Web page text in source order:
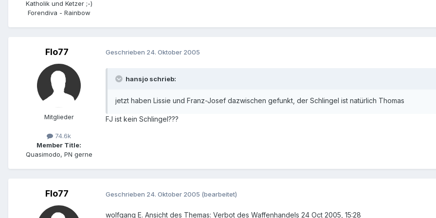
Katholik und Ketzer ;-)
Forendiva - Rainbow
Flo77
Mitglieder
74.6k
Member Title:
Quasimodo, PN gerne
Geschrieben 24. Oktober 2005
hansjo schrieb:
jetzt haben Lissie und Franz-Josef dazwischen gefunkt, der Schlingel ist natürlich Thomas
FJ ist kein Schlingel???
Flo77 Geschrieben 24. Oktober 2005 (bearbeitet)
wolfgang E. Ansicht des Themas: Verbot des Waffenhandels 24 Oct 2005, 15:28